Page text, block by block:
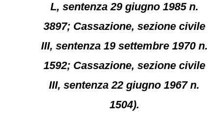
L, sentenza 29 giugno 1985 n.
3897; Cassazione, sezione civile
III, sentenza 19 settembre 1970 n.
1592; Cassazione, sezione civile
III, sentenza 22 giugno 1967 n.
1504).